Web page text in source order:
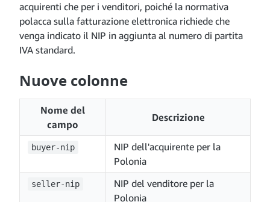
acquirenti che per i venditori, poiché la normativa
polacca sulla fatturazione elettronica richiede che
venga indicato il NIP in aggiunta al numero di partita
IVA standard.
Nuove colonne
Nome del
campo
Descrizione
buyer-nip
NIP dell'acquirente per la
Polonia
seller-nip
NIP del venditore per la
Polonia